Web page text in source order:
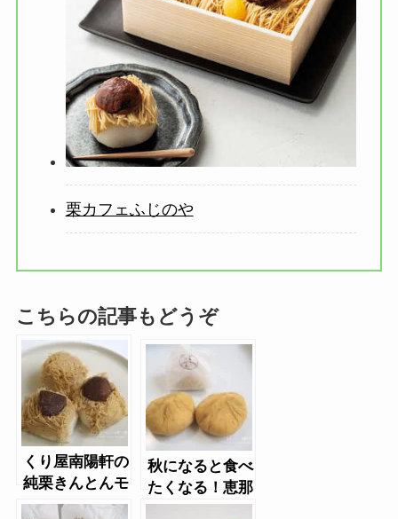
栗カフェふじのや
こちらの記事もどうぞ
くり屋南陽軒の
純栗きんとんモ
ンブラン大福
秋になると食べ
たくなる！恵那
川上屋の栗きん